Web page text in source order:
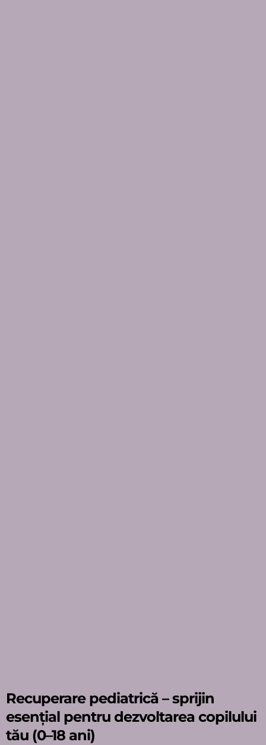
Recuperare pediatrică – sprijin
esențial pentru dezvoltarea copilului
tău (0–18 ani)